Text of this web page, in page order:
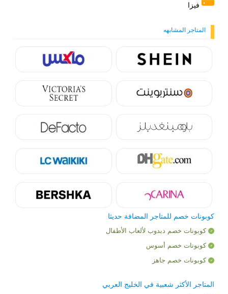
فيزا
المتاجر المشابهه
كوبونات خصم للمتاجر المضافة حديثا
كوبونات خصم دبدوب لألعاب الأطفال
كوبونات خصم أسوس
كوبونات خصم جاهز
المتاجر الأكثر شعبية في الخليج العربي